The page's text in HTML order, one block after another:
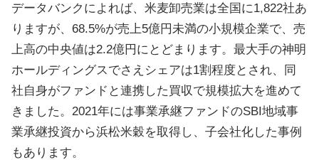
データバンクによれば、米麦卸売業は全国に1,822社あ
りますが、68.5%が売上5億円未満の小規模企業で、売
上高の中央値は2.2億円にとどまります。最大手の神明
ホールディングスでさえシェアは1割程度とされ、同
社自身がファンドと連携した買収で規模拡大を進めて
きました。2021年には事業承継ファンドのSBI地域事
業承継投資から浜松米穀を取得し、子会社化した事例
もあります。